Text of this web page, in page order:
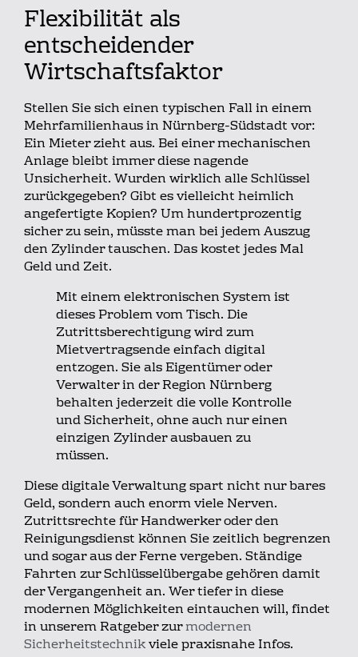
Flexibilität als
entscheidender
Wirtschaftsfaktor
Stellen Sie sich einen typischen Fall in einem
Mehrfamilienhaus in Nürnberg-Südstadt vor:
Ein Mieter zieht aus. Bei einer mechanischen
Anlage bleibt immer diese nagende
Unsicherheit. Wurden wirklich alle Schlüssel
zurückgegeben? Gibt es vielleicht heimlich
angefertigte Kopien? Um hundertprozentig
sicher zu sein, müsste man bei jedem Auszug
den Zylinder tauschen. Das kostet jedes Mal
Geld und Zeit.
Mit einem elektronischen System ist
dieses Problem vom Tisch. Die
Zutrittsberechtigung wird zum
Mietvertragsende einfach digital
entzogen. Sie als Eigentümer oder
Verwalter in der Region Nürnberg
behalten jederzeit die volle Kontrolle
und Sicherheit, ohne auch nur einen
einzigen Zylinder ausbauen zu
müssen.
Diese digitale Verwaltung spart nicht nur bares
Geld, sondern auch enorm viele Nerven.
Zutrittsrechte für Handwerker oder den
Reinigungsdienst können Sie zeitlich begrenzen
und sogar aus der Ferne vergeben. Ständige
Fahrten zur Schlüsselübergabe gehören damit
der Vergangenheit an. Wer tiefer in diese
modernen Möglichkeiten eintauchen will, findet
in unserem Ratgeber zurmodernen
Sicherheitstechnikviele praxisnahe Infos.